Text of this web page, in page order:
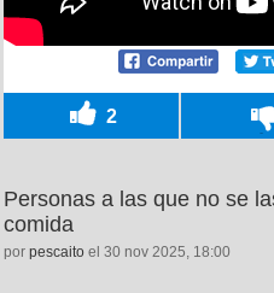
2
Personas a las que no se
comida
por pescaito el 30 nov 2025, 18:00